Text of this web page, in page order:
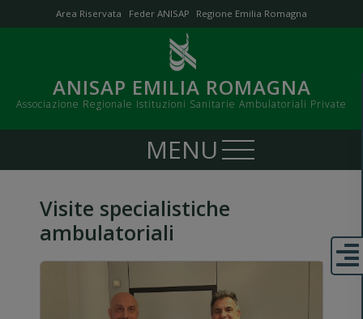
ANISAP EMILIA ROMAGNA
Associazione Regionale Istituzioni Sanitarie Ambulatoriali Private
Area Riservata Feder ANISAP Regione Emilia Romagna
Visite specialistiche
ambulatoriali